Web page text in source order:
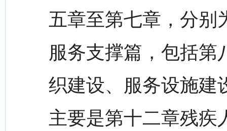
五章至第七章，分别
服务支撑篇，包括第
织建设、服务设施建
主要是第十二章残疾